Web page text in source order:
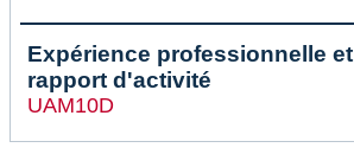
Expérience professionnelle et
rapport d'activité
UAM10D